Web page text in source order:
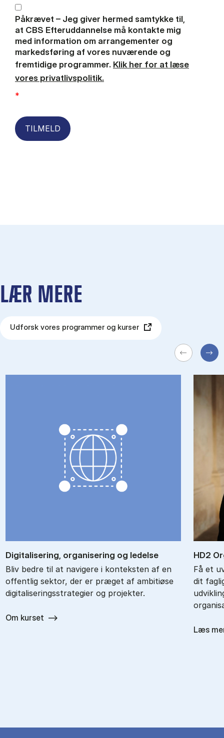
Påkrævet – Jeg giver hermed samtykke til,
at CBS Efteruddannelse må kontakte mig
med information om arrangementer og
markedsføring af vores nuværende og
fremtidige programmer. Klik her for at læse
vores privatlivspolitik.
*
TILMELD
LÆR MERE
Udforsk vores programmer og kurser
Di­gi­ta­li­se­ring, or­ga­ni­se­ring og le­del­se
Bliv bedre til at navigere i konteksten af en
offentlig sektor, der er præget af ambitiøse
digitaliseringsstrategier og projekter.
Om kurset
HD2
Få et
dit
Læs